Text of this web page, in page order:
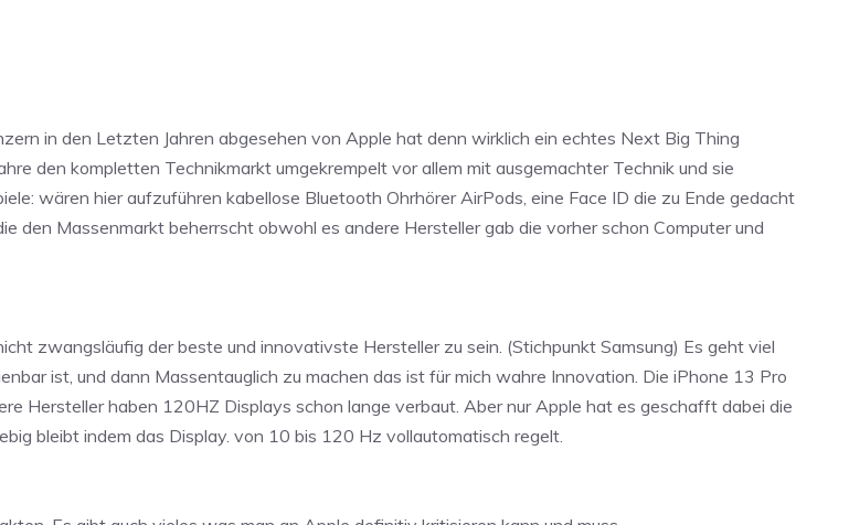
in den Letzten Jahren abgesehen von Apple hat denn wirklich ein echtes Next Big Thing
den kompletten Technikmarkt umgekrempelt vor allem mit ausgemachter Technik und sie
wären hier aufzuführen kabellose Bluetooth Ohrhörer AirPods, eine Face ID die zu Ende gedacht
den Massenmarkt beherrscht obwohl es andere Hersteller gab die vorher schon Computer und
zwangsläufig der beste und innovativste Hersteller zu sein. (Stichpunkt Samsung) Es geht viel
ist, und dann Massentauglich zu machen das ist für mich wahre Innovation. Die iPhone 13 Pro
Hersteller haben 120HZ Displays schon lange verbaut. Aber nur Apple hat es geschafft dabei die
bleibt indem das Display. von 10 bis 120 Hz vollautomatisch regelt.